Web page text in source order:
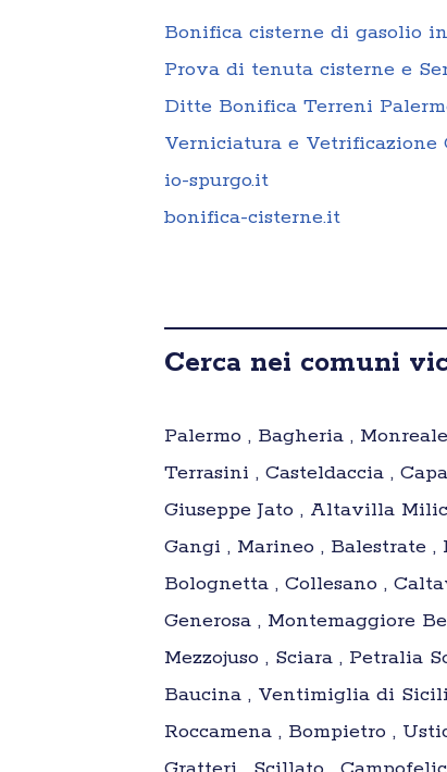
Bonifica cisterne di gasolio
Prova di tenuta cisterne e
Ditte Bonifica Terreni
Verniciatura e Vetrificazione
io-spurgo.it
bonifica-cisterne.it
Cerca nei comuni
Palermo , Bagheria ,
Terrasini , Casteldaccia ,
Giuseppe Jato , Altavilla
Gangi , Marineo , Balestrate
Bolognetta , Collesano ,
Generosa , Montemaggiore
Mezzojuso , Sciara , Petralia
Baucina , Ventimiglia di
Roccamena , Bompietro ,